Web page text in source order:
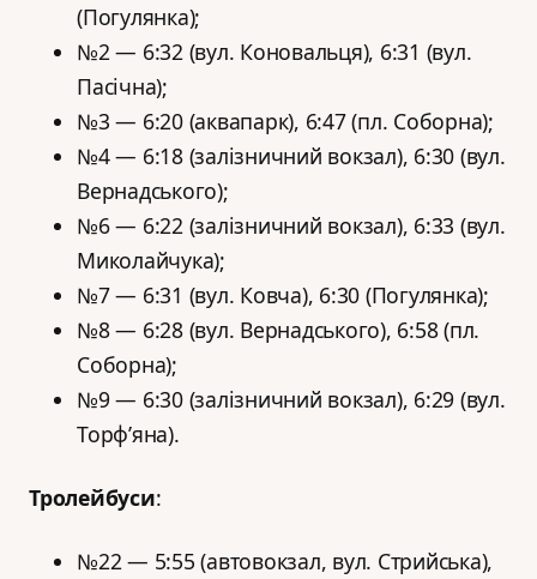
(Погулянка);
№2 — 6:32 (вул. Коновальця), 6:31 (вул.
Пасічна);
№3 — 6:20 (аквапарк), 6:47 (пл. Соборна);
№4 — 6:18 (залізничний вокзал), 6:30 (вул.
Вернадського);
№6 — 6:22 (залізничний вокзал), 6:33 (вул.
Миколайчука);
№7 — 6:31 (вул. Ковча), 6:30 (Погулянка);
№8 — 6:28 (вул. Вернадського), 6:58 (пл.
Соборна);
№9 — 6:30 (залізничний вокзал), 6:29 (вул.
Торф’яна).
Тролейбуси:
№22 — 5:55 (автовокзал, вул. Стрийська),